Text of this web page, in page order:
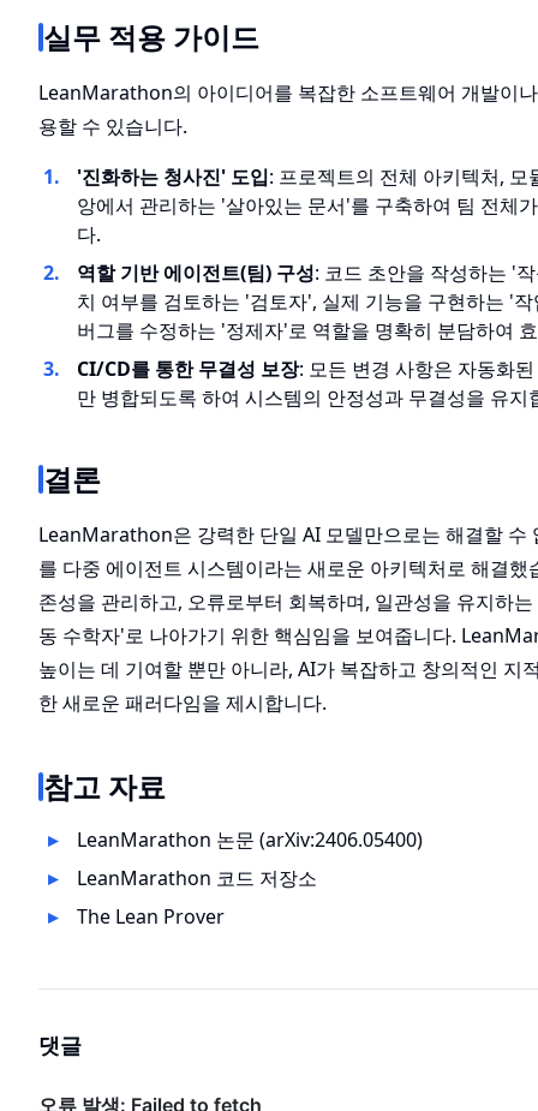
실무 적용 가이드
LeanMarathon의 아이디어를 복잡한 소프트웨어 개발이
용할 수 있습니다.
'진화하는 청사진' 도입: 프로젝트의 전체 아키텍처,
앙에서 관리하는 '살아있는 문서'를 구축하여 팀 전체
다.
역할 기반 에이전트(팀) 구성: 코드 초안을 작성하는 '
치 여부를 검토하는 '검토자', 실제 기능을 구현하는 '
버그를 수정하는 '정제자'로 역할을 명확히 분담하여
CI/CD를 통한 무결성 보장: 모든 변경 사항은 자동화
만 병합되도록 하여 시스템의 안정성과 무결성을 유지
결론
LeanMarathon은 강력한 단일 AI 모델만으로는 해결할 수
를 다중 에이전트 시스템이라는 새로운 아키텍처로 해결했
존성을 관리하고, 오류로부터 회복하며, 일관성을 유지하
동 수학자'로 나아가기 위한 핵심임을 보여줍니다.
높이는 데 기여할 뿐만 아니라, AI가 복잡하고 창의적인 지
한 새로운 패러다임을 제시합니다.
참고 자료
LeanMarathon 논문 (arXiv:2406.05400)
LeanMarathon 코드 저장소
The Lean Prover
댓글